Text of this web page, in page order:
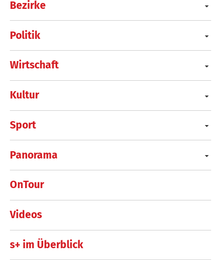
Bezirke
Politik
Wirtschaft
Kultur
Sport
Panorama
OnTour
Videos
s+ im Überblick